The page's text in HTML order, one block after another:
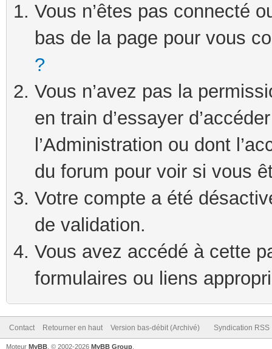
Vous n’êtes pas connecté
bas de la page pour vous
?
Vous n’avez pas la
en train d’essayer
l’Administration ou dont
du forum pour voir si vous
Votre compte a été
de validation.
Vous avez accédé à cette
formulaires ou liens
Contact Retourner en haut Version bas-débit (Archivé) Syndication RSS
Moteur MyBB , © 2002-2026 MyBB Group